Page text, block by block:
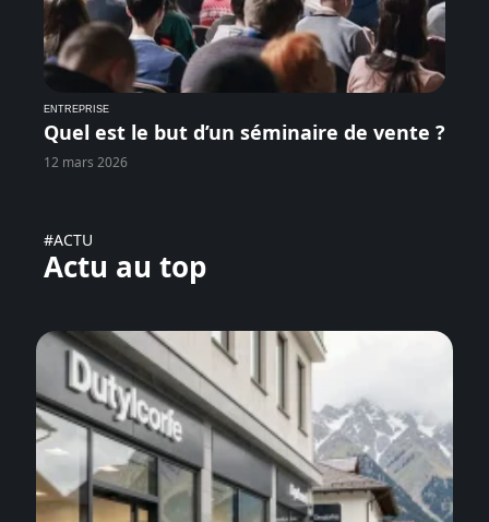
ENTREPRISE
Quel est le but d’un séminaire de vente ?
12 mars 2026
#ACTU
Actu au top